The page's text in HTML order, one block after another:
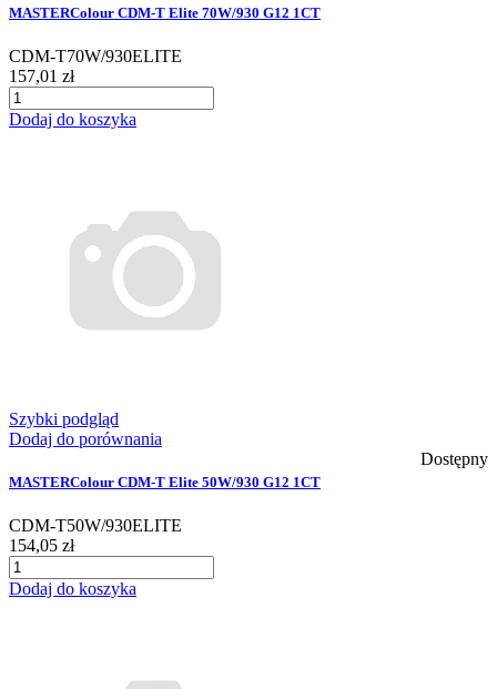
MASTERColour CDM-T Elite 70W/930 G12 1CT
CDM-T70W/930ELITE
157,01 zł
Dodaj do koszyka
Szybki podgląd
Dodaj do porównania
Dostępny
MASTERColour CDM-T Elite 50W/930 G12 1CT
CDM-T50W/930ELITE
154,05 zł
Dodaj do koszyka